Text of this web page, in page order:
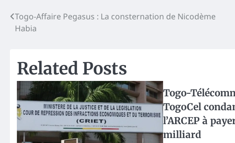
Post
navigation
Togo-Affaire Pegasus : La consternation de Nicodème
Habia
Related Posts
Togo-
TogoCel
l’ARCEP à
milliard